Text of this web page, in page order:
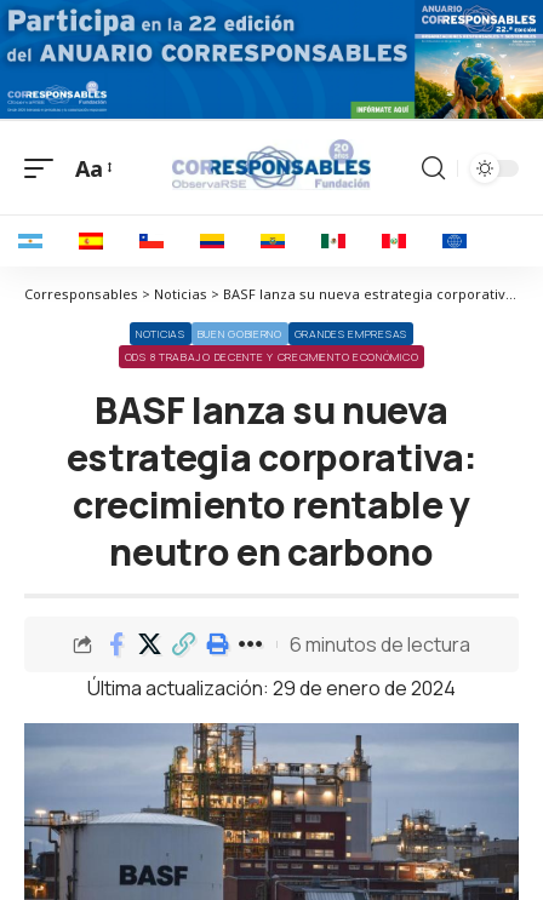
Aa
Corresponsables > Noticias > BASF lanza su nueva estrategia corporativa: crecimiento rentable y neutro en carbono
NOTICIAS BUEN GOBIERNO
GRANDES EMPRESAS
ODS 8 TRABAJO DECENTE Y CRECIMIENTO ECONÓMICO
BASF lanza su nueva
estrategia corporativa:
crecimiento rentable y
neutro en carbono
Última actualización: 29 de enero de 2024
6 minutos de lectura